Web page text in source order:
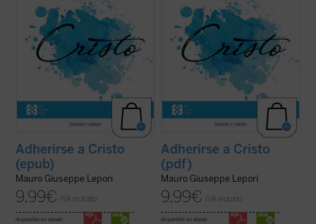
(ver ficha)
Adherirse a Cristo
(epub)
Mauro Giuseppe Lepori
9,99€ IVA incluido
disponible en ebook:
(ver ficha)
Adherirse a Cristo
(pdf)
Mauro Giuseppe Lepori
9,99€ IVA incluido
disponible en ebook: